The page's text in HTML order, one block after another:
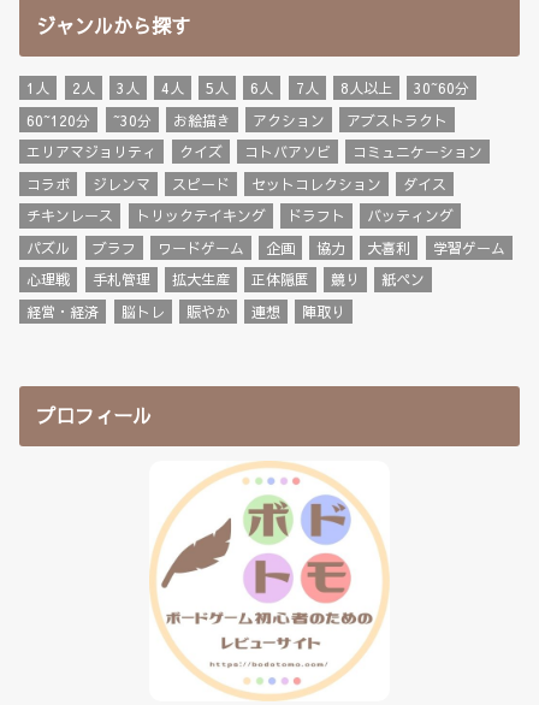
ジャンルから探す
1人 2人 3人 4人 5人 6人 7人 8人以上
30~60分
60~120分
~30分 お絵描き アクション
アブストラクト
エリアマジョリティ
クイズ コトバアソビ
コミュニケーション
コラボ
ジレンマ スピード セットコレクション
ダイス
チキンレース
トリックテイキング ドラフト
バッティング
パズル
ブラフ ワードゲーム 企画 協力 大喜利
学習ゲーム
心理戦
手札管理 拡大生産 正体隠匿 競り
紙ペン
経営・経済
脳トレ 賑やか 連想 陣取り
プロフィール